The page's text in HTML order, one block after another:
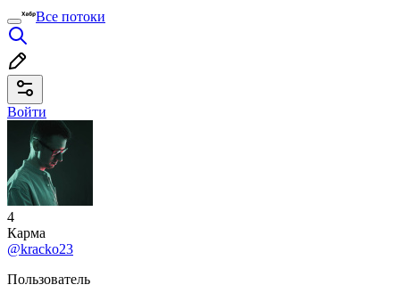
Все потоки
Войти
4
Карма
@kracko23
Пользователь